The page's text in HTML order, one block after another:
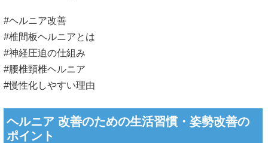
#ヘルニア改善
#椎間板ヘルニアとは
#神経圧迫の仕組み
#腰椎頸椎ヘルニア
#慢性化しやすい理由
ヘルニア 改善のための生活習慣・姿勢改善の
ポイント